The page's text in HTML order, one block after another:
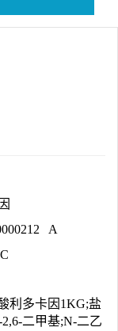
A
利多卡因1KG;盐
二甲基;N-二乙